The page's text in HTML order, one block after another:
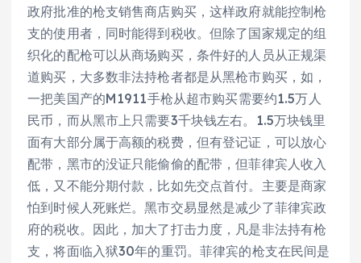
政府批准的枪支销售商店购买，这样政府就能控制枪
支的使用者，同时能得到税收。但除了国家规定的组
织化的配枪可以从商场购买，条件好的人员从正规渠
道购买，大多数非法持枪者都是从黑枪市购买，如，
一把美国产的M1911手枪从超市购买需要约1.5万人
民币，而从黑市上只需要3千块钱左右。1.5万块钱里
面有大部分属于高额的税费，但有登记证，可以放心
配带，黑市的没证只能偷偷的配带，但菲律宾人收入
低，又不能分期付款，比如先交点首付。主要是商家
怕到时候人死账烂。黑市交易显然是减少了菲律宾政
府的税收。因此，加大了打击力度，凡是非法持有枪
支，将面临入狱30年的重罚。菲律宾的枪支在民间是